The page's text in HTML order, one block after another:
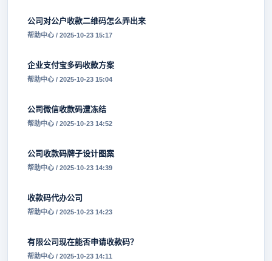
公司对公户收款二维码怎么弄出来
帮助中心 / 2025-10-23 15:17
企业支付宝多码收款方案
帮助中心 / 2025-10-23 15:04
公司微信收款码遭冻结
帮助中心 / 2025-10-23 14:52
公司收款码牌子设计图案
帮助中心 / 2025-10-23 14:39
收款码代办公司
帮助中心 / 2025-10-23 14:23
有限公司现在能否申请收款码？
帮助中心 / 2025-10-23 14:11